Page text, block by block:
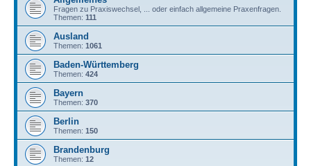
Fragen zu Praxiswechsel, ... oder einfach allgemeine Praxenfragen.
Themen: 111
Ausland
Themen: 1061
Baden-Württemberg
Themen: 424
Bayern
Themen: 370
Berlin
Themen: 150
Brandenburg
Themen: 12